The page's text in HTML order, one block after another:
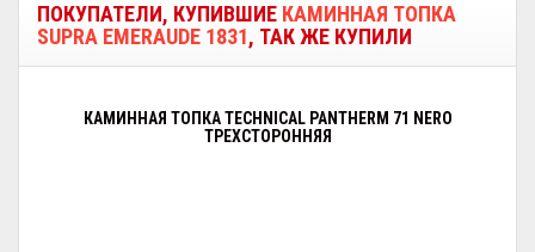
ПОКУПАТЕЛИ, КУПИВШИЕ КАМИННАЯ ТОПКА
SUPRA EMERAUDE 1831, ТАК ЖЕ КУПИЛИ
КАМИННАЯ ТОПКА TECHNICAL PANTHERM 71 NERO
ТРЕХСТОРОННЯЯ